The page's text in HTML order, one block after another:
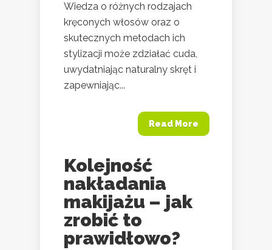
Wiedza o różnych rodzajach
kręconych włosów oraz o
skutecznych metodach ich
stylizacji może zdziałać cuda,
uwydatniając naturalny skręt i
zapewniając...
Read More
Kolejność
nakładania
makijażu – jak
zrobić to
prawidłowo?